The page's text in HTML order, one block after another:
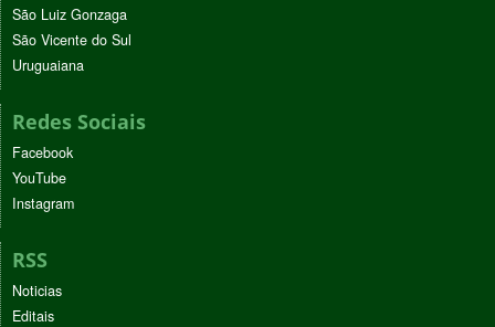
São Luiz Gonzaga
São Vicente do Sul
Uruguaiana
Redes Sociais
Facebook
YouTube
Instagram
RSS
Noticias
Editais